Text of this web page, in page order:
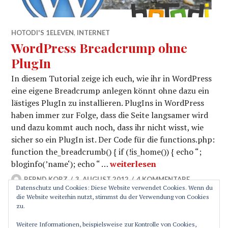
HOTODI'S 1ELEVEN, INTERNET
WordPress Breadcrump ohne
PlugIn
In diesem Tutorial zeige ich euch, wie ihr in WordPress
eine eigene Breadcrump anlegen könnt ohne dazu ein
lästiges PlugIn zu installieren. PlugIns in WordPress
haben immer zur Folge, dass die Seite langsamer wird
und dazu kommt auch noch, dass ihr nicht wisst, wie
sicher so ein PlugIn ist. Der Code für die functions.php:
function the_breadcrumb() { if (!is_home()) { echo “;
bloginfo(’name‘); echo “ …WordPress Breadcrump
weiterlesen
BERND KORZ 3. AUGUST 2012 4 KOMMENTARE
Datenschutz und Cookies: Diese Website verwendet Cookies. Wenn du
die Website weiterhin nutzt, stimmst du der Verwendung von Cookies
zu.
Weitere Informationen, beispielsweise zur Kontrolle von Cookies,